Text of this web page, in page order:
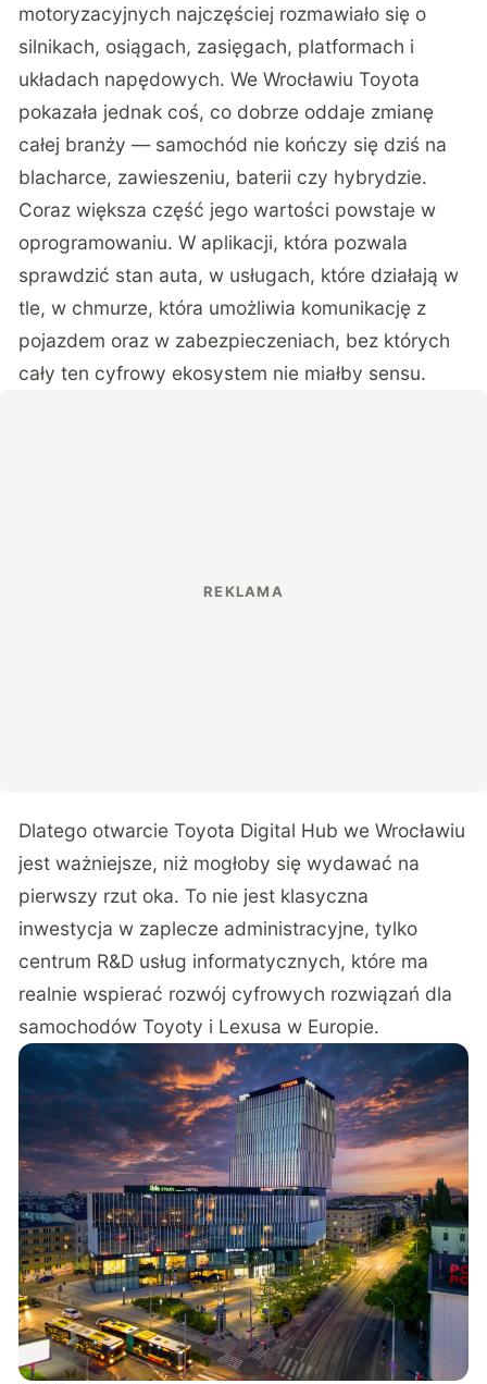
motoryzacyjnych najczęściej rozmawiało się o
silnikach, osiągach, zasięgach, platformach i
układach napędowych. We Wrocławiu Toyota
pokazała jednak coś, co dobrze oddaje zmianę
całej branży — samochód nie kończy się dziś na
blacharce, zawieszeniu, baterii czy hybrydzie.
Coraz większa część jego wartości powstaje w
oprogramowaniu. W aplikacji, która pozwala
sprawdzić stan auta, w usługach, które działają w
tle, w chmurze, która umożliwia komunikację z
pojazdem oraz w zabezpieczeniach, bez których
cały ten cyfrowy ekosystem nie miałby sensu.
Dlatego otwarcie Toyota Digital Hub we Wrocławiu
jest ważniejsze, niż mogłoby się wydawać na
pierwszy rzut oka. To nie jest klasyczna
inwestycja w zaplecze administracyjne, tylko
centrum R&D usług informatycznych, które ma
realnie wspierać rozwój cyfrowych rozwiązań dla
samochodów Toyoty i Lexusa w Europie.